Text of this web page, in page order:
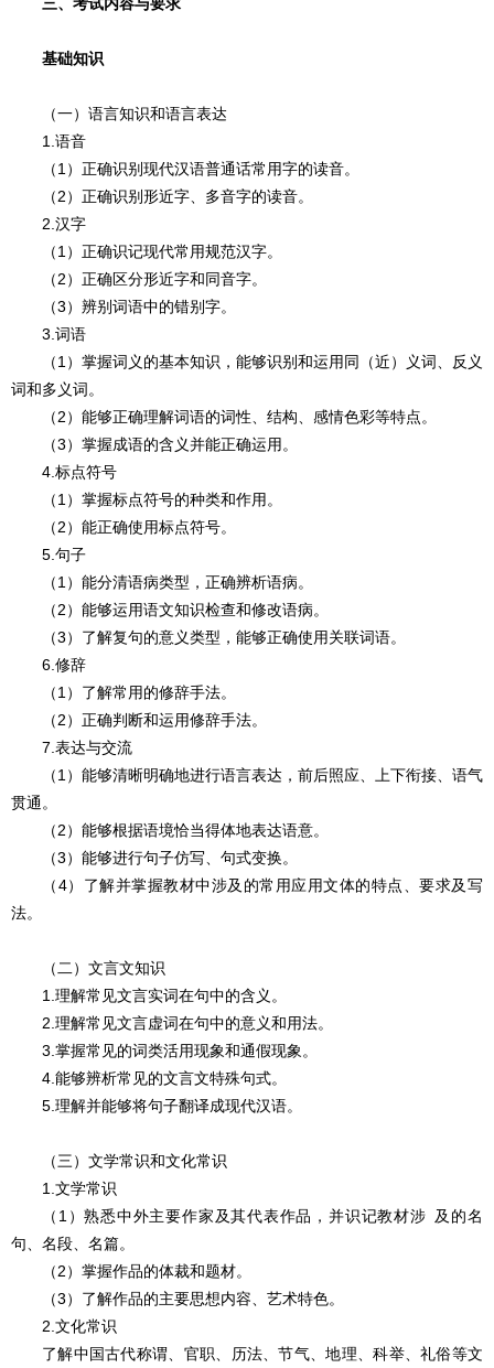
基础知识
（一）语言知识和语言表达
1.语音
（1）正确识别现代汉语普通话常用字的读音。
（2）正确识别形近字、多音字的读音。
2.汉字
（1）正确识记现代常用规范汉字。
（2）正确区分形近字和同音字。
（3）辨别词语中的错别字。
3.词语
（1）掌握词义的基本知识，能够识别和运用同（近）义词、反义
词和多义词。
（2）能够正确理解词语的词性、结构、感情色彩等特点。
（3）掌握成语的含义并能正确运用。
4.标点符号
（1）掌握标点符号的种类和作用。
（2）能正确使用标点符号。
5.句子
（1）能分清语病类型，正确辨析语病。
（2）能够运用语文知识检查和修改语病。
（3）了解复句的意义类型，能够正确使用关联词语。
6.修辞
（1）了解常用的修辞手法。
（2）正确判断和运用修辞手法。
7.表达与交流
（1）能够清晰明确地进行语言表达，前后照应、上下衔接、语气
贯通。
（2）能够根据语境恰当得体地表达语意。
（3）能够进行句子仿写、句式变换。
（4）了解并掌握教材中涉及的常用应用文体的特点、要求及写
法。
（二）文言文知识
1.理解常见文言实词在句中的含义。
2.理解常见文言虚词在句中的意义和用法。
3.掌握常见的词类活用现象和通假现象。
4.能够辨析常见的文言文特殊句式。
5.理解并能够将句子翻译成现代汉语。
（三）文学常识和文化常识
1.文学常识
（1）熟悉中外主要作家及其代表作品，并识记教材涉 及的名
句、名段、名篇。
（2）掌握作品的体裁和题材。
（3）了解作品的主要思想内容、艺术特色。
2.文化常识
了解中国古代称谓、官职、历法、节气、地理、科举、礼俗等文